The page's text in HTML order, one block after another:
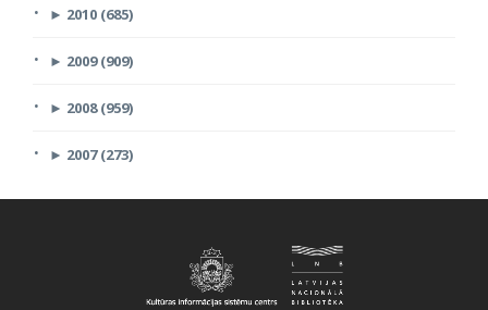
► 2010 (685)
► 2009 (909)
► 2008 (959)
► 2007 (273)